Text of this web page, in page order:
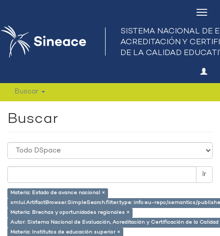
Buscar
Buscar
Ir
Materia: Estado de avance nacional ×
xmlui.ArtifactBrowser.SimpleSearch.filter.type: info:eu-repo/semantics/
Materia: Brechas y oportunidades regionales ×
Autor: Sistema Nacional de Evaluación, Acreditación y Certificación de la
Materia: Institutos de educación superior ×